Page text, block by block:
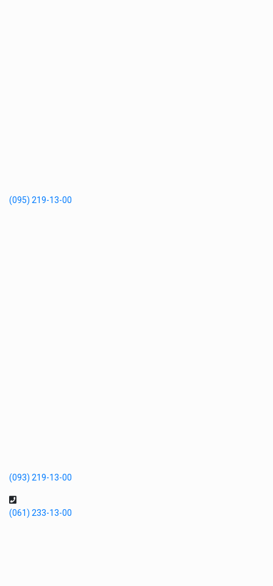
(095) 219-13-00
(093) 219-13-00
(061) 233-13-00